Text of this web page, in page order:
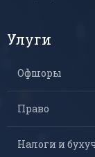
Улуги
Офшоры
Право
Налоги и